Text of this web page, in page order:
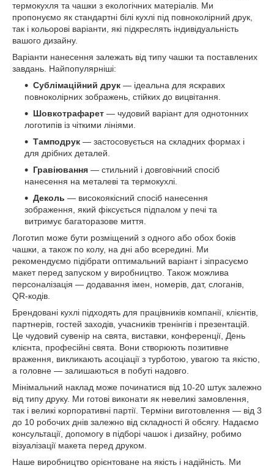
термокухля та чашки з екологічних матеріалів. Ми
пропонуємо як стандартні білі кухлі під повноколірний друк,
так і кольорові варіанти, які підкреслять індивідуальність
вашого дизайну.
Варіанти нанесення залежать від типу чашки та поставлених
завдань. Найпопулярніші:
Сублімаційний друк — ідеальна для яскравих
повноколірних зображень, стійких до вицвітання.
Шовкотрафарет — чудовий варіант для однотонних
логотипів із чіткими лініями.
Тамподрук — застосовується на складних формах і
для дрібних деталей.
Гравіювання — стильний і довговічний спосіб
нанесення на металеві та термокухлі.
Деколь — високоякісний спосіб нанесення
зображення, який фіксується підпалом у печі та
витримує багаторазове миття.
Логотип може бути розміщений з одного або обох боків
чашки, а також по колу, на дні або всередині. Ми
рекомендуємо підібрати оптимальний варіант і зіпрасуємо
макет перед запуском у виробництво. Також можлива
персоналізація — додавання імен, номерів, дат, слоганів,
QR-кодів.
Брендовані кухлі підходять для працівників компанії, клієнтів,
партнерів, гостей заходів, учасників тренінгів і презентацій.
Це чудовий сувенір на свята, виставки, конференції, День
клієнта, професійні свята. Вони створюють позитивне
враження, викликають асоціації з турботою, увагою та якістю,
а головне — залишаються в побуті надовго.
Мінімальний наклад може починатися від 10-20 штук залежно
від типу друку. Ми готові виконати як невеликі замовлення,
так і великі корпоративні партії. Терміни виготовлення — від 3
до 10 робочих днів залежно від складності й обсягу. Надаємо
консультації, допомогу в підборі чашок і дизайну, робимо
візуалізації макета перед друком.
Наше виробництво орієнтоване на якість і надійність. Ми